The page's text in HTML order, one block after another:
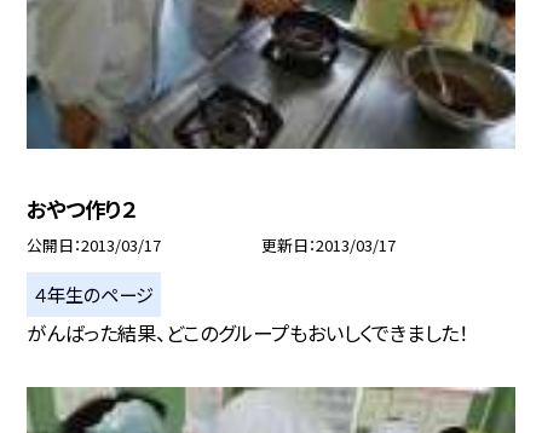
おやつ作り２
公開日 2013/03/17 更新日 2013/03/17
４年生のページ
がんばった結果、どこのグループもおいしくできました！